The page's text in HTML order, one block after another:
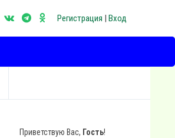
Регистрация | Вход
Приветствую Вас, Гость!